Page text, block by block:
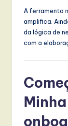
A ferramenta
amplifica.
da lógica de
com a